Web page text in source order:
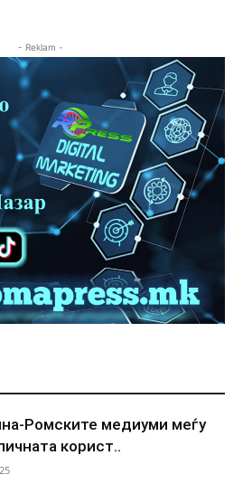
- Reklam -
Ромските медиуми меѓу
корист..